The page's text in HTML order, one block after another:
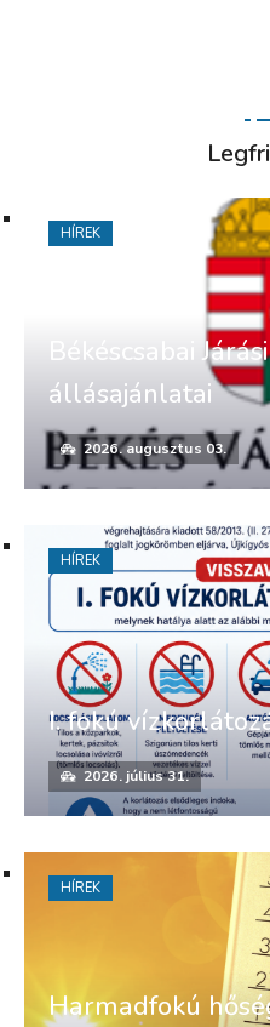
Békéscsabai
állásajánlatai
2026. augusztus 03.
HÍREK
I. fokú
2026. július 31.
HÍREK
Harmadfokú
HÍREK